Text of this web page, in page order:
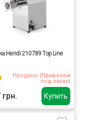
Купить
Hendi 210789 Top Line
Продано (Привезем
под заказ)